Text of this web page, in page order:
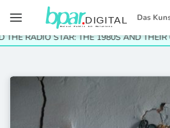
Das
RADIO STAR: THE 1980S AND THEIR